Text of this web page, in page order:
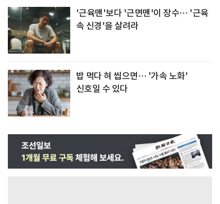
'근육맨'보다 '근면맨'이 장수… '근육
속 신경'을 살려라
밥 먹다 혀 씹으면… '가속 노화'
신호일 수 있다